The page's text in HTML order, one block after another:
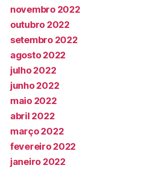
novembro 2022
outubro 2022
setembro 2022
agosto 2022
julho 2022
junho 2022
maio 2022
abril 2022
março 2022
fevereiro 2022
janeiro 2022